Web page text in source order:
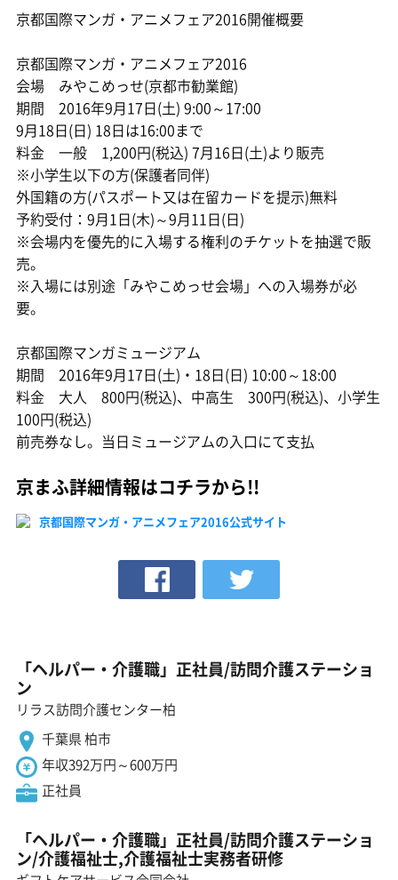
京都国際マンガ・アニメフェア2016開催概要
京都国際マンガ・アニメフェア2016
会場 みやこめっせ(京都市勧業館)
期間 2016年9月17日(土) 9:00～17:00
9月18日(日) 18日は16:00まで
料金 一般 1,200円(税込) 7月16日(土)より販売
※小学生以下の方(保護者同伴)
外国籍の方(パスポート又は在留カードを提示)無料
予約受付：9月1日(木)～9月11日(日)
※会場内を優先的に入場する権利のチケットを抽選で販
売。
※入場には別途「みやこめっせ会場」への入場券が必
要。
京都国際マンガミュージアム
期間 2016年9月17日(土)・18日(日) 10:00～18:00
料金 大人 800円(税込)、中高生 300円(税込)、小学生
100円(税込)
前売券なし。当日ミュージアムの入口にて支払
京まふ詳細情報はコチラから!!
京都国際マンガ・アニメフェア2016公式サイト
「ヘルパー・介護職」正社員/訪問介護ステーショ
ン
リラス訪問介護センター柏
千葉県 柏市
年収392万円～600万円
正社員
「ヘルパー・介護職」正社員/訪問介護ステーショ
ン/介護福祉士,介護福祉士実務者研修